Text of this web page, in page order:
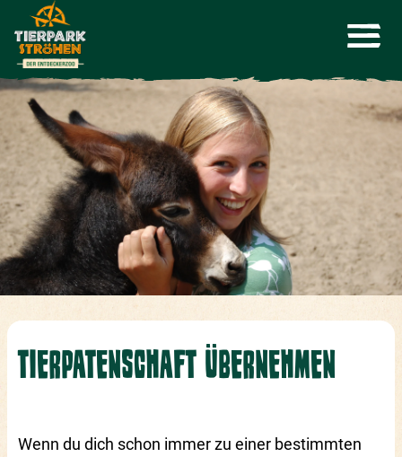
TIERPATENSCHAFT ÜBERNEHMEN
Wenn du dich schon immer zu einer bestimmten